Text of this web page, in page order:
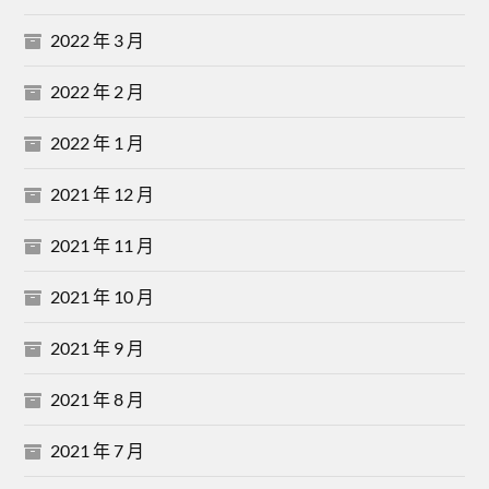
2022 年 3 月
2022 年 2 月
2022 年 1 月
2021 年 12 月
2021 年 11 月
2021 年 10 月
2021 年 9 月
2021 年 8 月
2021 年 7 月